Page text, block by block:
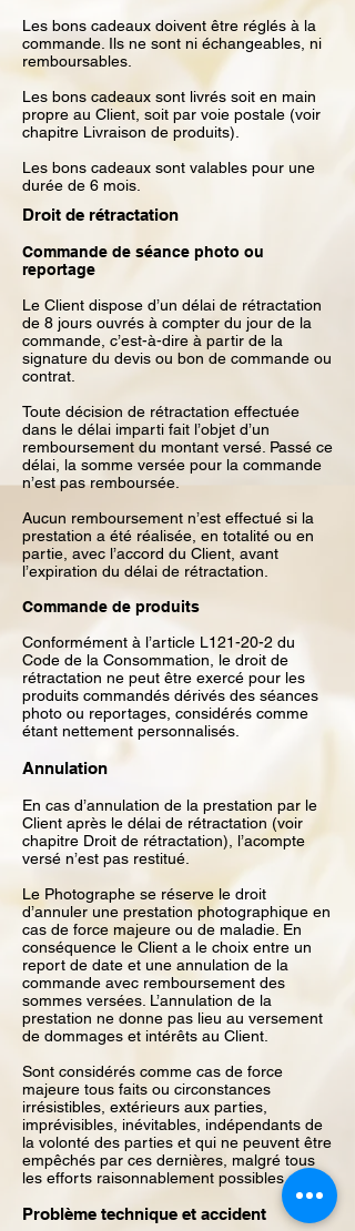
Les bons cadeaux doivent être réglés à la
commande. Ils ne sont ni échangeables, ni
remboursables.
Les bons cadeaux sont livrés soit en main
propre au Client, soit par voie postale (voir
chapitre Livraison de produits).
Les bons cadeaux sont valables pour une
durée de 6 mois.
Droit de rétractation
Commande de séance photo ou
reportage
Le Client dispose d’un délai de rétractation
de 8 jours ouvrés à compter du jour de la
commande, c’est-à-dire à partir de la
signature du devis ou bon de commande ou
contrat.
Toute décision de rétractation effectuée
dans le délai imparti fait l’objet d’un
remboursement du montant versé. Passé ce
délai, la somme versée pour la commande
n’est pas remboursée.
Aucun remboursement n’est effectué si la
prestation a été réalisée, en totalité ou en
partie, avec l’accord du Client, avant
l’expiration du délai de rétractation.
Commande de produits
Conformément à l’article L121-20-2 du
Code de la Consommation, le droit de
rétractation ne peut être exercé pour les
produits commandés dérivés des séances
photo ou reportages, considérés comme
étant nettement personnalisés.
Annulation
En cas d’annulation de la prestation par le
Client après le délai de rétractation (voir
chapitre Droit de rétractation), l’acompte
versé n’est pas restitué.
Le Photographe se réserve le droit
d’annuler une prestation photographique en
cas de force majeure ou de maladie. En
conséquence le Client a le choix entre un
report de date et une annulation de la
commande avec remboursement des
sommes versées. L’annulation de la
prestation ne donne pas lieu au versement
de dommages et intérêts au Client.
Sont considérés comme cas de force
majeure tous faits ou circonstances
irrésistibles, extérieurs aux parties,
imprévisibles, inévitables, indépendants de
la volonté des parties et qui ne peuvent être
empêchés par ces dernières, malgré tous
les efforts raisonnablement possibles.
Problème technique et accident